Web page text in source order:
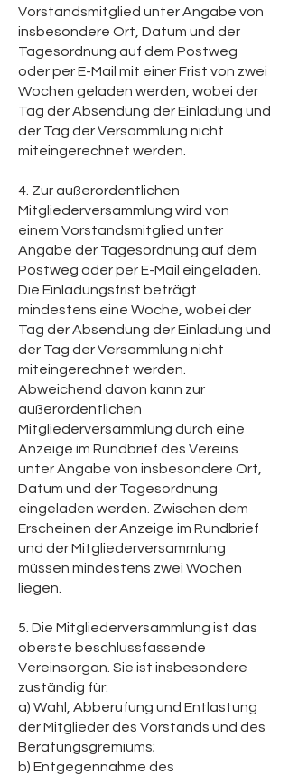
Vorstandsmitglied unter Angabe von
insbesondere Ort, Datum und der
Tagesordnung auf dem Postweg
oder per E-Mail mit einer Frist von zwei
Wochen geladen werden, wobei der
Tag der Absendung der Einladung und
der Tag der Versammlung nicht
miteingerechnet werden.
4. Zur außerordentlichen
Mitgliederversammlung wird von
einem Vorstandsmitglied unter
Angabe der Tagesordnung auf dem
Postweg oder per E-Mail eingeladen.
Die Einladungsfrist beträgt
mindestens eine Woche, wobei der
Tag der Absendung der Einladung und
der Tag der Versammlung nicht
miteingerechnet werden.
Abweichend davon kann zur
außerordentlichen
Mitgliederversammlung durch eine
Anzeige im Rundbrief des Vereins
unter Angabe von insbesondere Ort,
Datum und der Tagesordnung
eingeladen werden. Zwischen dem
Erscheinen der Anzeige im Rundbrief
und der Mitgliederversammlung
müssen mindestens zwei Wochen
liegen.
5. Die Mitgliederversammlung ist das
oberste beschlussfassende
Vereinsorgan. Sie ist insbesondere
zuständig für:
a) Wahl, Abberufung und Entlastung
der Mitglieder des Vorstands und des
Beratungsgremiums;
b) Entgegennahme des